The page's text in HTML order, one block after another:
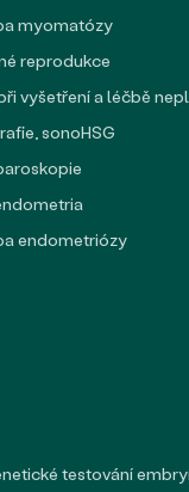
myomatózy
reprodukce
vyšetření a léčbě
sonoHSG
endometriózy
testování